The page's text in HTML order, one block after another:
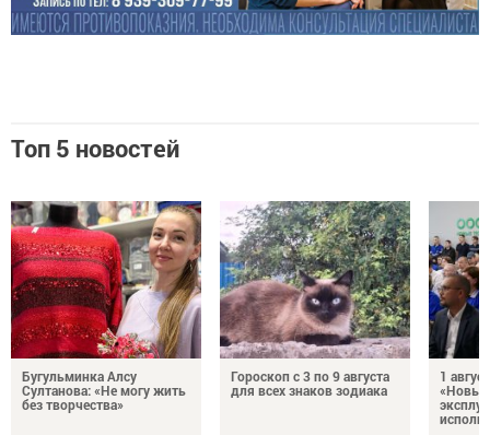
Топ 5 новостей
Бугульминка Алсу
Султанова: «Не могу жить
без творчества»
Гороскоп с 3 по 9 августа
для всех знаков зодиака
1
«Новые